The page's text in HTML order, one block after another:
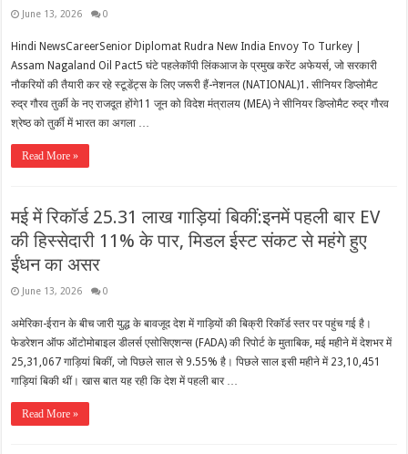
June 13, 2026 0
Hindi NewsCareerSenior Diplomat Rudra New India Envoy To Turkey |
Assam Nagaland Oil Pact5 घंटे पहलेकॉपी लिंकआज के प्रमुख करेंट अफेयर्स, जो सरकारी
नौकरियों की तैयारी कर रहे स्टूडेंट्स के लिए जरूरी हैं-नेशनल (NATIONAL)1. सीनियर डिप्लोमैट
रुद्र गौरव तुर्की के नए राजदूत होंगे11 जून को विदेश मंत्रालय (MEA) ने सीनियर डिप्लोमैट रुद्र गौरव
श्रेष्ठ को तुर्की में भारत का अगला …
Read More »
मई में रिकॉर्ड 25.31 लाख गाड़ियां बिकीं:इनमें पहली बार EV
की हिस्सेदारी 11% के पार, मिडल ईस्ट संकट से महंगे हुए
ईंधन का असर
June 13, 2026 0
अमेरिका-ईरान के बीच जारी युद्ध के बावजूद देश में गाड़ियों की बिक्री रिकॉर्ड स्तर पर पहुंच गई है।
फेडरेशन ऑफ ऑटोमोबाइल डीलर्स एसोसिएशन्स (FADA) की रिपोर्ट के मुताबिक, मई महीने में देशभर में
25,31,067 गाड़ियां बिकीं, जो पिछले साल से 9.55% है। पिछले साल इसी महीने में 23,10,451
गाड़ियां बिकी थीं। खास बात यह रही कि देश में पहली बार …
Read More »